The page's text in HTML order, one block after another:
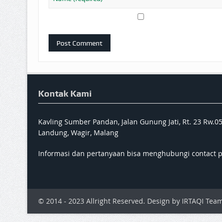
Kontak Kami
Kavling Sumber Pandan, Jalan Gunung Jati, Rt. 23
Landung, Wagir, Malang
Informasi dan pertanyaan bisa menghubungi contact
© 2014 - 2023 Allright Reserved. Design by IRTAQI